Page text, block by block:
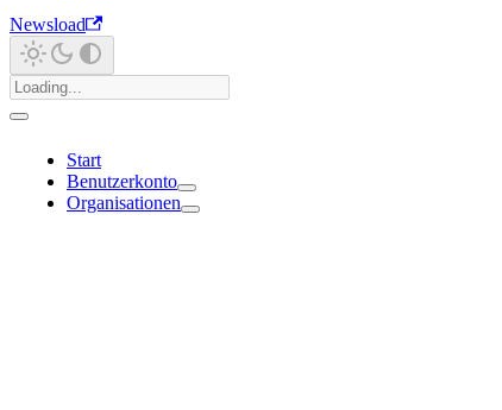
Newsload
Start
Benutzerkonto
Organisationen